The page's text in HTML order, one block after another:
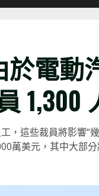
於電
1,300
，這些裁員將影響“
萬美元，其中大部